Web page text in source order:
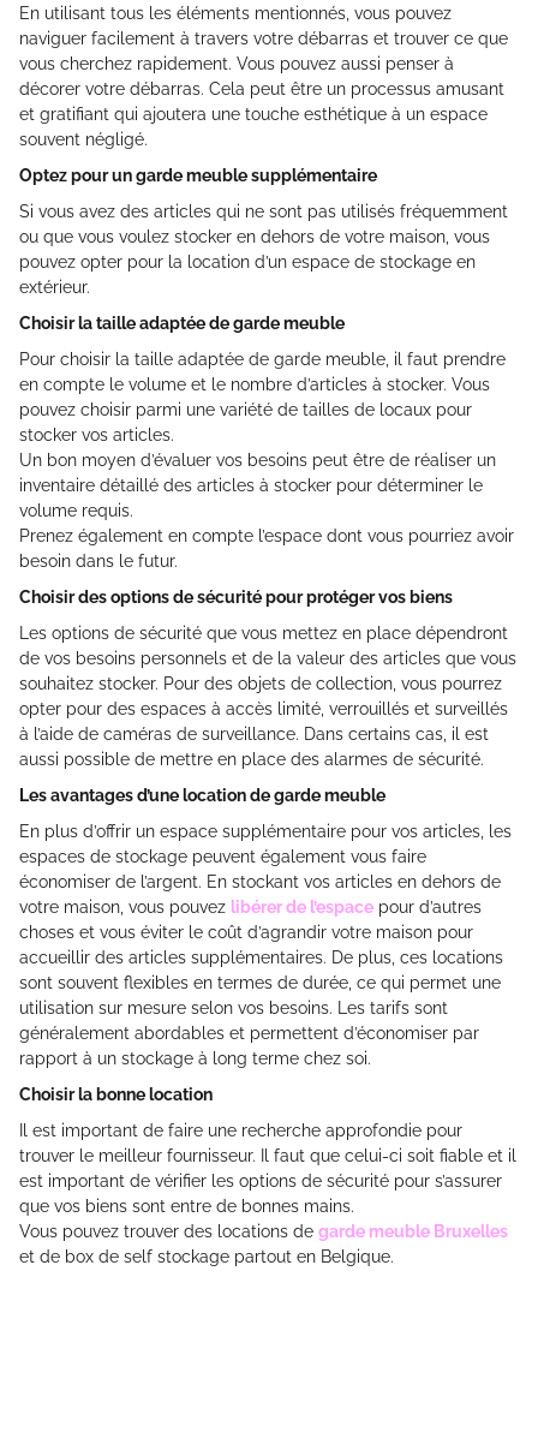
En utilisant tous les éléments mentionnés, vous pouvez
naviguer facilement à travers votre débarras et trouver ce que
vous cherchez rapidement. Vous pouvez aussi penser à
décorer votre débarras. Cela peut être un processus amusant
et gratifiant qui ajoutera une touche esthétique à un espace
souvent négligé.
Optez pour un garde meuble supplémentaire
Si vous avez des articles qui ne sont pas utilisés fréquemment
ou que vous voulez stocker en dehors de votre maison, vous
pouvez opter pour la location d’un espace de stockage en
extérieur.
Choisir la taille adaptée de garde meuble
Pour choisir la taille adaptée de garde meuble, il faut prendre
en compte le volume et le nombre d’articles à stocker. Vous
pouvez choisir parmi une variété de tailles de locaux pour
stocker vos articles.
Un bon moyen d’évaluer vos besoins peut être de réaliser un
inventaire détaillé des articles à stocker pour déterminer le
volume requis.
Prenez également en compte l’espace dont vous pourriez avoir
besoin dans le futur.
Choisir des options de sécurité pour protéger vos biens
Les options de sécurité que vous mettez en place dépendront
de vos besoins personnels et de la valeur des articles que vous
souhaitez stocker. Pour des objets de collection, vous pourrez
opter pour des espaces à accès limité, verrouillés et surveillés
à l’aide de caméras de surveillance. Dans certains cas, il est
aussi possible de mettre en place des alarmes de sécurité.
Les avantages d’une location de garde meuble
En plus d’offrir un espace supplémentaire pour vos articles, les
espaces de stockage peuvent également vous faire
économiser de l’argent. En stockant vos articles en dehors de
votre maison, vous pouvez libérer de l’espace pour d’autres
choses et vous éviter le coût d’agrandir votre maison pour
accueillir des articles supplémentaires. De plus, ces locations
sont souvent flexibles en termes de durée, ce qui permet une
utilisation sur mesure selon vos besoins. Les tarifs sont
généralement abordables et permettent d’économiser par
rapport à un stockage à long terme chez soi.
Choisir la bonne location
Il est important de faire une recherche approfondie pour
trouver le meilleur fournisseur. Il faut que celui-ci soit fiable et il
est important de vérifier les options de sécurité pour s’assurer
que vos biens sont entre de bonnes mains.
Vous pouvez trouver des locations de garde meuble Bruxelles
et de box de self stockage partout en Belgique.